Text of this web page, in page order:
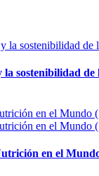
sostenibilidad
en el